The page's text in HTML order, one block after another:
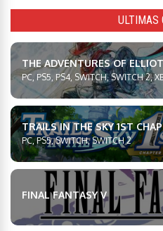
ULTIMAS
THE ADVENTURES OF
PC, PS5, PS4, SWITCH, SWITCH 2,
TRAILS IN THE SKY 1ST
PC, PS5, SWITCH, SWITCH 2
FINAL FANTASY V